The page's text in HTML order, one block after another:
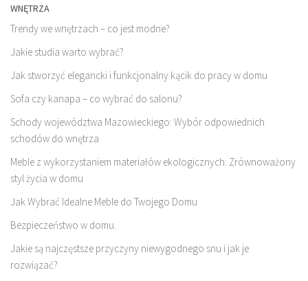
WNĘTRZA
Trendy we wnętrzach – co jest modne?
Jakie studia warto wybrać?
Jak stworzyć elegancki i funkcjonalny kącik do pracy w domu
Sofa czy kanapa – co wybrać do salonu?
Schody województwa Mazowieckiego: Wybór odpowiednich
schodów do wnętrza
Meble z wykorzystaniem materiałów ekologicznych: Zrównoważony
styl życia w domu
Jak Wybrać Idealne Meble do Twojego Domu
Bezpieczeństwo w domu.
Jakie są najczęstsze przyczyny niewygodnego snu i jak je
rozwiązać?